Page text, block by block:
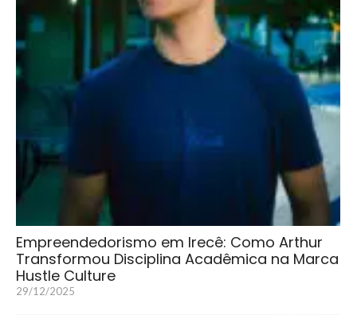
Empreendedorismo em Irecê: Como Arthur
Transformou Disciplina Acadêmica na Marca
Hustle Culture
29/12/2025